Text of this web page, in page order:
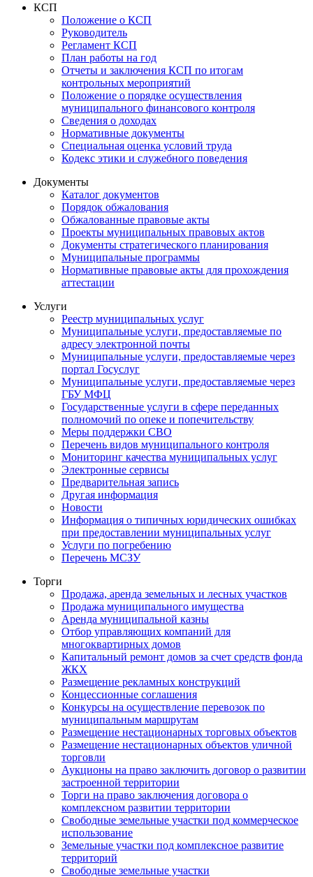
КСП
Положение о КСП
Руководитель
Регламент КСП
План работы на год
Отчеты и заключения КСП по итогам
контрольных мероприятий
Положение о порядке осуществления
муниципального финансового контроля
Сведения о доходах
Нормативные документы
Специальная оценка условий труда
Кодекс этики и служебного поведения
Документы
Каталог документов
Порядок обжалования
Обжалованные правовые акты
Проекты муниципальных правовых актов
Документы стратегического планирования
Муниципальные программы
Нормативные правовые акты для прохождения
аттестации
Услуги
Реестр муниципальных услуг
Муниципальные услуги, предоставляемые по
адресу электронной почты
Муниципальные услуги, предоставляемые через
портал Госуслуг
Муниципальные услуги, предоставляемые через
ГБУ МФЦ
Государственные услуги в сфере переданных
полномочий по опеке и попечительству
Меры поддержки СВО
Перечень видов муниципального контроля
Мониторинг качества муниципальных услуг
Электронные сервисы
Предварительная запись
Другая информация
Новости
Информация о типичных юридических ошибках
при предоставлении муниципальных услуг
Услуги по погребению
Перечень МСЗУ
Торги
Продажа, аренда земельных и лесных участков
Продажа муниципального имущества
Аренда муниципальной казны
Отбор управляющих компаний для
многоквартирных домов
Капитальный ремонт домов за счет средств фонда
ЖКХ
Размещение рекламных конструкций
Концессионные соглашения
Конкурсы на осуществление перевозок по
муниципальным маршрутам
Размещение нестационарных торговых объектов
Размещение нестационарных объектов уличной
торговли
Аукционы на право заключить договор о развитии
застроенной территории
Торги на право заключения договора о
комплексном развитии территории
Свободные земельные участки под коммерческое
использование
Земельные участки под комплексное развитие
территорий
Свободные земельные участки